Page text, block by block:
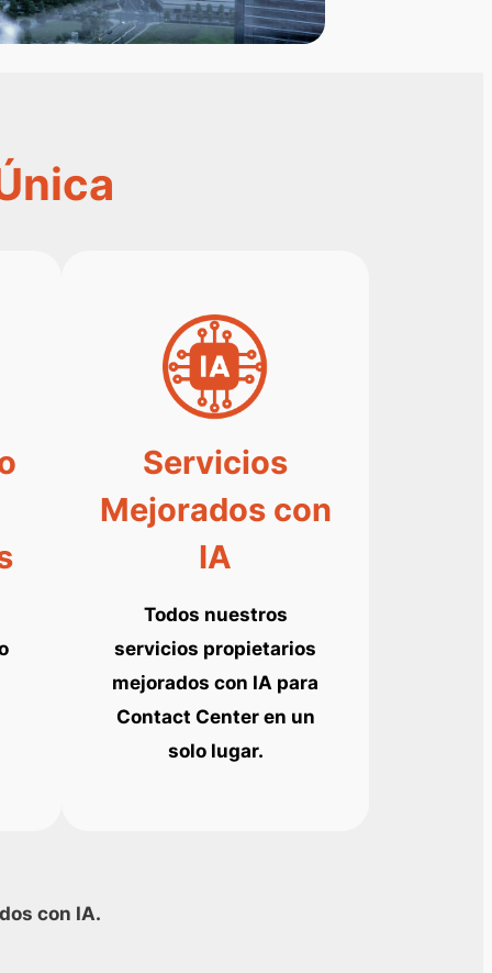
Servicios
Mejorados con
IA
Todos nuestros
servicios propietarios
mejorados con IA para
Contact Center en un
solo lugar.
con IA.